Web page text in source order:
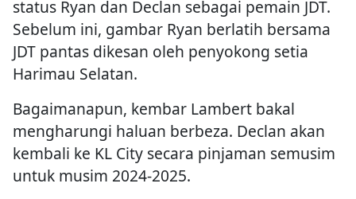
status Ryan dan Declan sebagai pemain JDT.
Sebelum ini, gambar Ryan berlatih bersama
JDT pantas dikesan oleh penyokong setia
Harimau Selatan.
Bagaimanapun, kembar Lambert bakal
mengharungi haluan berbeza. Declan akan
kembali ke KL City secara pinjaman semusim
untuk musim 2024-2025.